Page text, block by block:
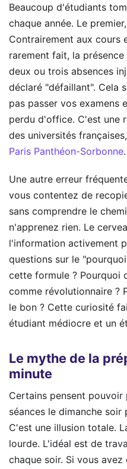
Beaucoup d'étudiants
chaque année. Le
Contrairement aux cours
rarement fait, la
deux ou trois absences
déclaré "défaillant". Cela
pas passer vos examens
perdu d'office. C'est une
des universités
Paris Panthéon-Sorbonne.
Une autre erreur
vous contentez de
sans comprendre le
n'apprenez rien. Le
l'information activement
questions sur le
cette formule ? Pourquoi
comme révolutionnaire ?
le bon ? Cette curiosité
étudiant médiocre et un
Le mythe de la
minute
Certains pensent
séances le dimanche soir
C'est une illusion totale.
lourde. L'idéal est de
chaque soir. Si vous